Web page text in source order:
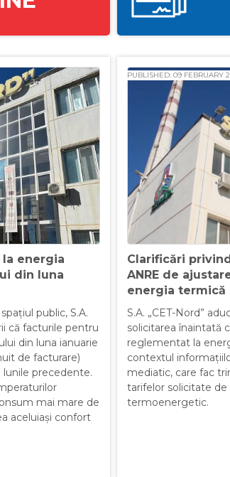
energia
din luna
public, S.A.
că facturile pentru
din luna ianuarie
de facturare)
precedente.
mai mare de
aceluiași confort
Clarificări
ANRE de
energia termică
PUBLISHED: 09 FEBRUARY
S.A. „CET-Nord”
solicitarea înaintată
reglementat la
contextul
mediatic, care fac
tarifelor solicitate
termoenergetic.